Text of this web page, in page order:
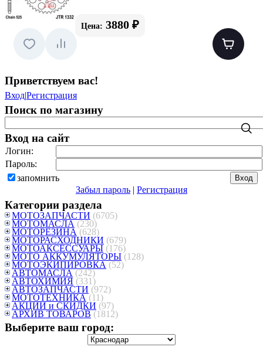
Цена: 3880 ₽
Приветствуем вас!
Вход|Регистрация
Поиск по магазину
Вход на сайт
Логин:
Пароль:
запомнить
Забыл пароль | Регистрация
Категории раздела
МОТОЗАПЧАСТИ (6705)
МОТОМАСЛА (230)
МОТОРЕЗИНА (628)
МОТОРАСХОДНИКИ (679)
МОТОАКСЕССУАРЫ (176)
МОТО АККУМУЛЯТОРЫ (128)
МОТОЭКИПИРОВКА (52)
АВТОМАСЛА (242)
АВТОХИМИЯ (331)
АВТОЗАПЧАСТИ (972)
МОТОТЕХНИКА (11)
АКЦИИ и СКИДКИ (97)
АРХИВ ТОВАРОВ (1812)
Выберите ваш город: